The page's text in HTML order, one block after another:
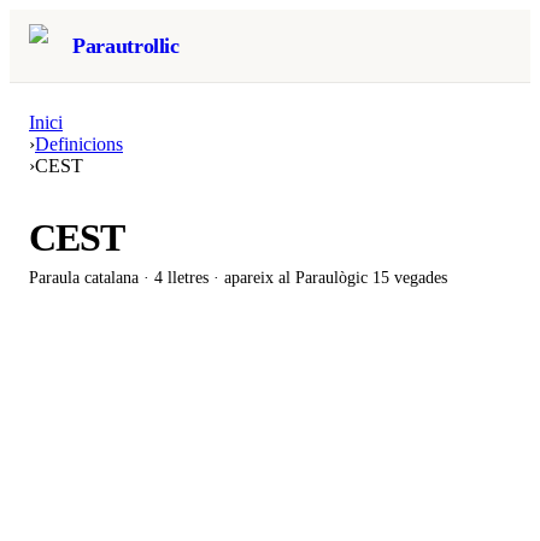
Parautrollic
Inici
›Definicions
›CEST
CEST
Paraula catalana · 4 lletres · apareix al Paraulògic 15 vegades